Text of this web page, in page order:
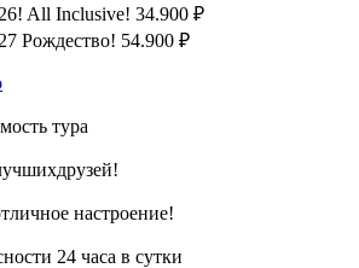
All Inclusive! 34.900 ₽
Рождество! 54.900 ₽
тура
настроение!
24 часа в сутки